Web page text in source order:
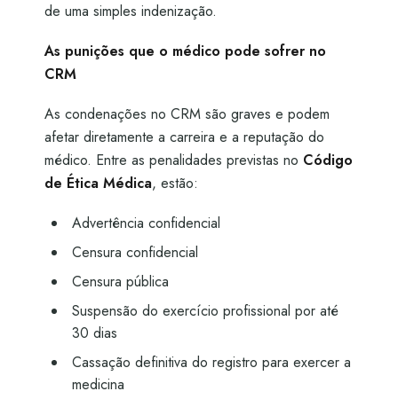
de uma simples indenização.
As punições que o médico pode sofrer no
CRM
As condenações no CRM são graves e podem
afetar diretamente a carreira e a reputação do
médico. Entre as penalidades previstas no Código
de Ética Médica, estão:
Advertência confidencial
Censura confidencial
Censura pública
Suspensão do exercício profissional por até
30 dias
Cassação definitiva do registro para exercer a
medicina